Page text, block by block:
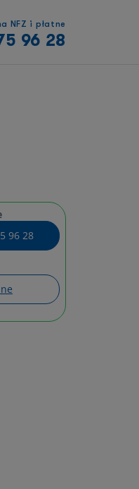
NFZ i płatne
96 28
96 28